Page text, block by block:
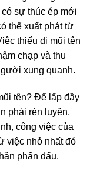
sự thúc ép mới
thể xuất phát từ
thiếu đi mũi tên
chạp và thu
xung quanh.
tên? Để lấp đầy
phải rèn luyện,
công việc của
việc nhỏ nhất đó
phấn đấu.